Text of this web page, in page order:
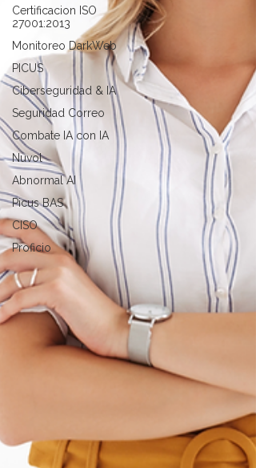
Certificacion ISO
27001:2013
Monitoreo DarkWeb
PICUS
Ciberseguridad & IA
Seguridad Correo
Combate IA con IA
Nuvol
Abnormal AI
Picus BAS
CISO
Proficio